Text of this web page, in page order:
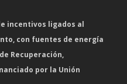
incentivos ligados al
con fuentes de energía
Recuperación,
por la Unión